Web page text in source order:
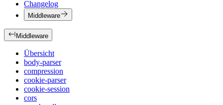
Changelog
Middleware
Middleware
Übersicht
body-parser
compression
cookie-parser
cookie-session
cors